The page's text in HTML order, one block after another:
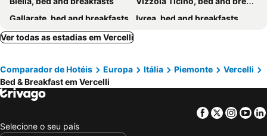
Gallarate, bed and breakfasts
Ivrea, bed and breakfasts
Novara, bed and breakfasts
Legnano, bed and breakfasts
Somma Lombardo, bed and breakfasts
Borgofranco d'Ivrea, bed and breakfasts
Trivero, bed and breakfasts
Arona, bed and breakfasts
Borgomanero, bed and breakfasts
Abbiategrasso, bed and breakfasts
Ver todas as estadias em Vercelli
Comparador de Hotéis Europa Itália Piemonte
Vercelli
Bed & Breakfast em Vercelli
Facebook
Twitter
Selecione o seu país